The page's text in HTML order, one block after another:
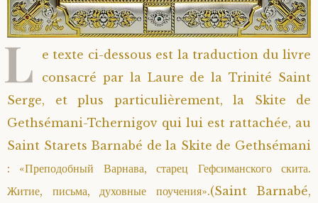
L
e texte ci-dessous est la traduction du livre
consacré par la Laure de la Trinité Saint
Serge, et plus particulièrement, la Skite de
Gethsémani-Tchernigov qui lui est rattachée, au
Saint Starets Barnabé de la Skite de Gethsémani
: «Преподобный Варнава, старец Гефсиманского скита.
Житие, письма, духовные поучения».(Saint Barnabé,